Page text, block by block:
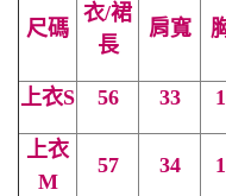
尺碼
衣/裙
長
肩寬
上衣S 56 33
上衣
M
57 34